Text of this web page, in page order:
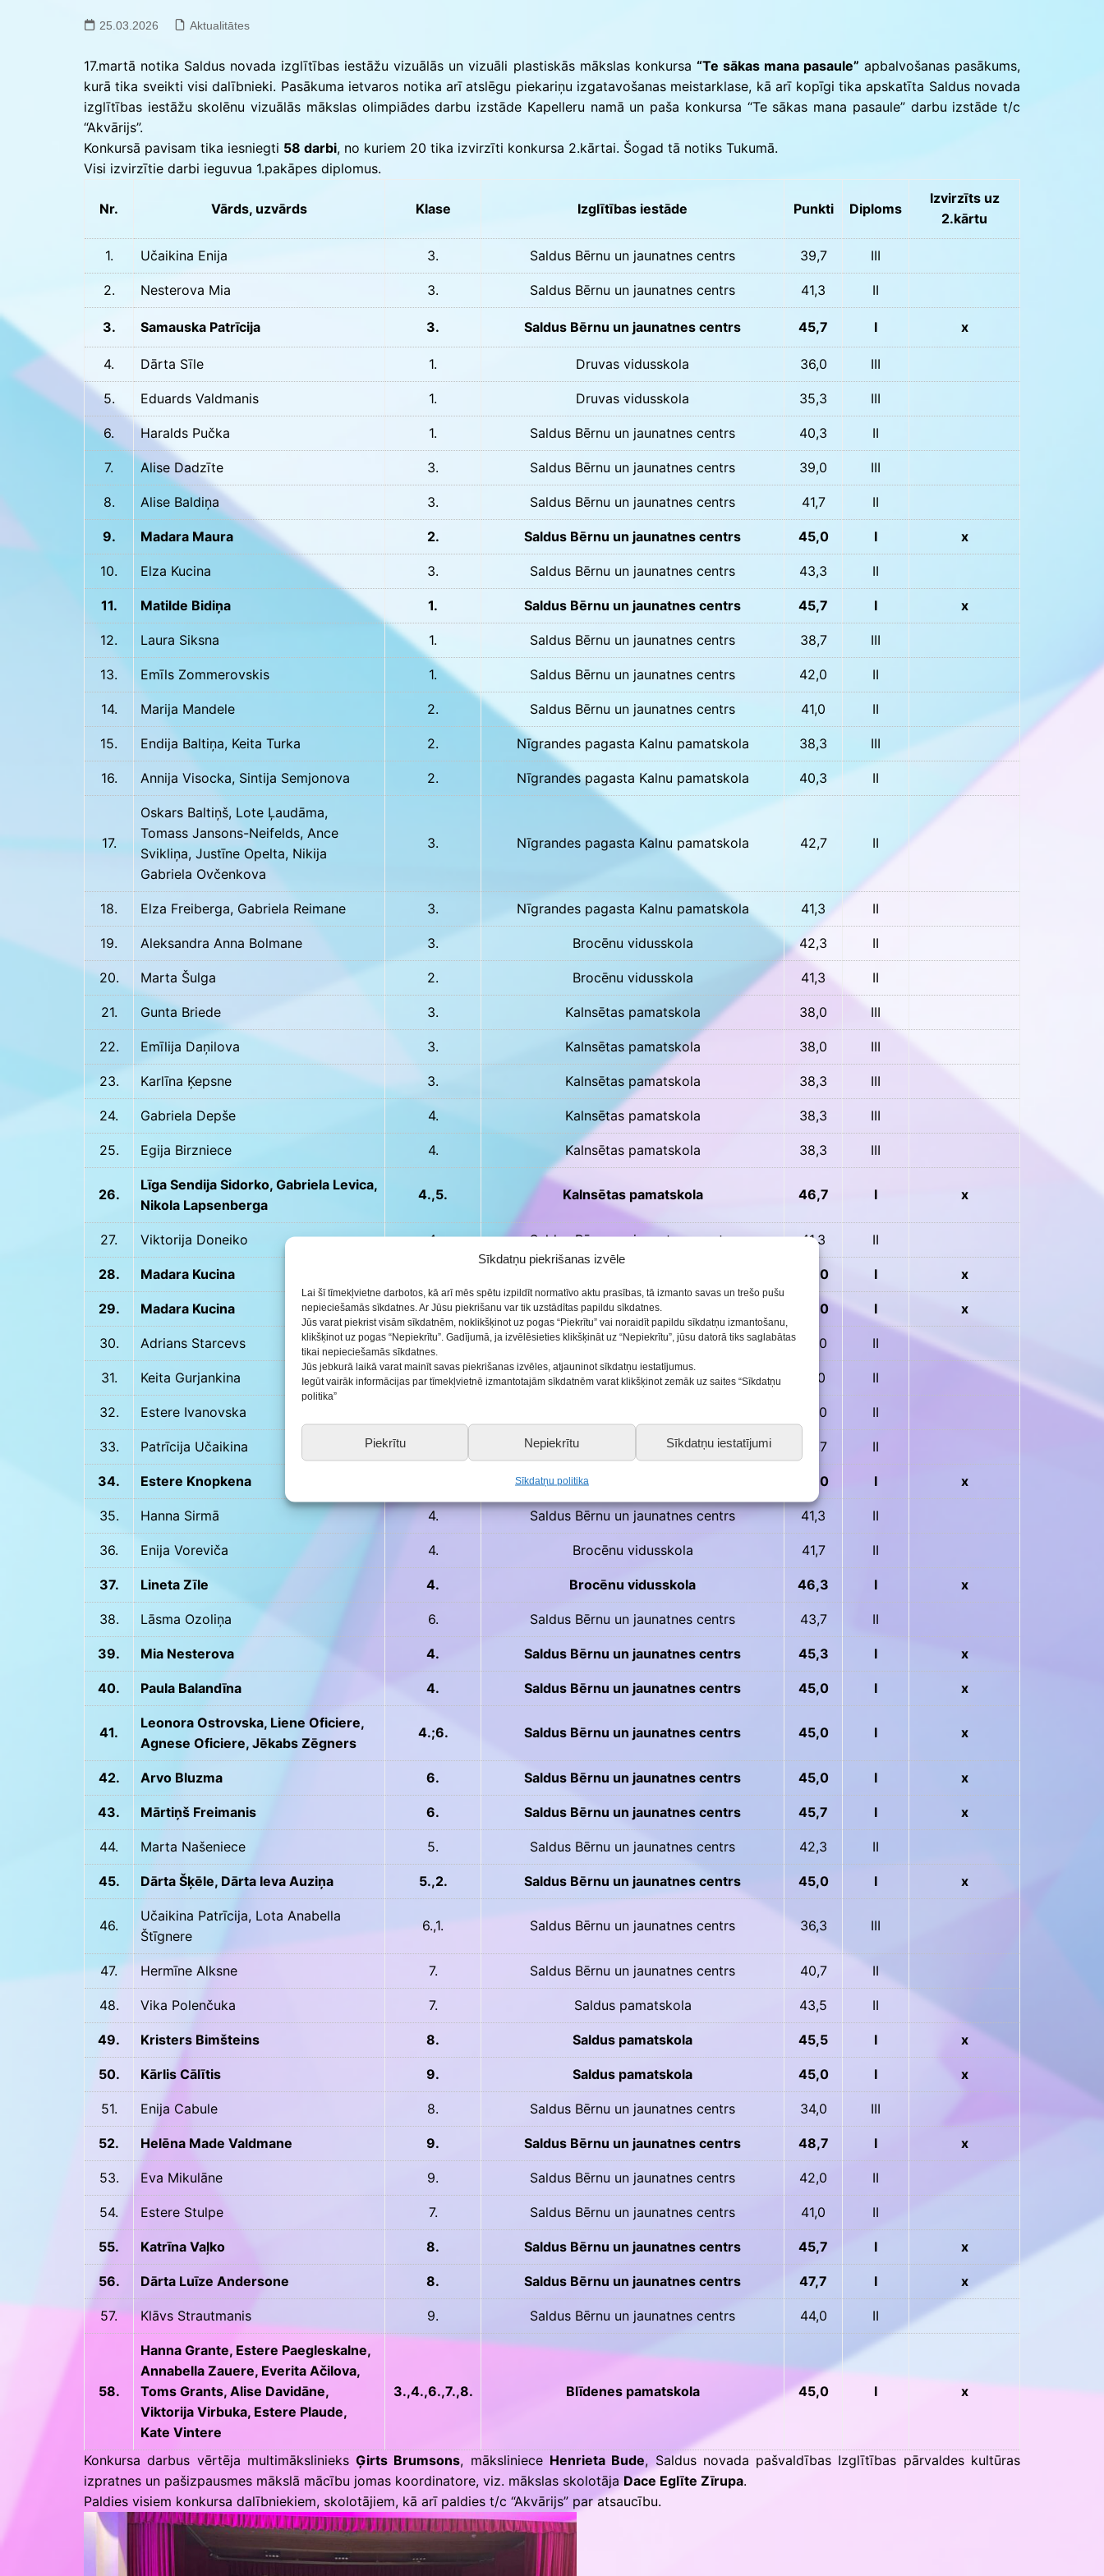
Sīkdatņu piekrišanas izvēle
Lai šī tīmekļvietne darbotos, kā arī mēs spētu izpildīt normatīvo aktu prasības, tā izmanto savas un trešo pušu
nepieciešamās sīkdatnes. Ar Jūsu piekrišanu var tik uzstādītas papildu sīkdatnes.
Jūs varat piekrist visām sīkdatnēm, noklikšķinot uz pogas “Piekrītu” vai noraidīt papildu sīkdatņu izmantošanu,
klikšķinot uz pogas “Nepiekrītu”. Gadījumā, ja izvēlēsieties klikšķināt uz “Nepiekrītu”, jūsu datorā tiks saglabātas
tikai nepieciešamās sīkdatnes.
Jūs jebkurā laikā varat mainīt savas piekrišanas izvēles, atjauninot sīkdatņu iestatījumus.
Iegūt vairāk informācijas par tīmekļvietnē izmantotajām sīkdatnēm varat klikšķinot zemāk uz saites “Sīkdatņu
politika”
Piekrītu Nepiekrītu Sīkdatņu iestatījumi
Sīkdatņu politika
25.03.2026 Aktualitātes
17.martā notika Saldus novada izglītības iestāžu vizuālās un vizuāli plastiskās mākslas konkursa “Te sākas mana pasaule” apbalvošanas pasākums,
kurā tika sveikti visi dalībnieki. Pasākuma ietvaros notika arī atslēgu piekariņu izgatavošanas meistarklase, kā arī kopīgi tika apskatīta Saldus novada
izglītības iestāžu skolēnu vizuālās mākslas olimpiādes darbu izstāde Kapelleru namā un paša konkursa “Te sākas mana pasaule” darbu izstāde t/c
“Akvārijs”.
Konkursā pavisam tika iesniegti 58 darbi, no kuriem 20 tika izvirzīti konkursa 2.kārtai. Šogad tā notiks Tukumā.
Visi izvirzītie darbi ieguvua 1.pakāpes diplomus.
Nr. Vārds, uzvārds Klase Izglītības iestāde Punkti Diploms
Izvirzīts uz
2.kārtu
1. Učaikina Enija 3. Saldus Bērnu un jaunatnes centrs 39,7 III
2. Nesterova Mia 3. Saldus Bērnu un jaunatnes centrs 41,3 II
3. Samauska Patrīcija 3. Saldus Bērnu un jaunatnes centrs 45,7 I x
4. Dārta Sīle 1. Druvas vidusskola 36,0 III
5. Eduards Valdmanis 1. Druvas vidusskola 35,3 III
6. Haralds Pučka 1. Saldus Bērnu un jaunatnes centrs 40,3 II
7. Alise Dadzīte 3. Saldus Bērnu un jaunatnes centrs 39,0 III
8. Alise Baldiņa 3. Saldus Bērnu un jaunatnes centrs 41,7 II
9. Madara Maura 2. Saldus Bērnu un jaunatnes centrs 45,0 I x
10. Elza Kucina 3. Saldus Bērnu un jaunatnes centrs 43,3 II
11. Matilde Bidiņa 1. Saldus Bērnu un jaunatnes centrs 45,7 I x
12. Laura Siksna 1. Saldus Bērnu un jaunatnes centrs 38,7 III
13. Emīls Zommerovskis 1. Saldus Bērnu un jaunatnes centrs 42,0 II
14. Marija Mandele 2. Saldus Bērnu un jaunatnes centrs 41,0 II
15. Endija Baltiņa, Keita Turka 2. Nīgrandes pagasta Kalnu pamatskola 38,3 III
16. Annija Visocka, Sintija Semjonova 2. Nīgrandes pagasta Kalnu pamatskola 40,3 II
17.
Oskars Baltiņš, Lote Ļaudāma,
Tomass Jansons-Neifelds, Ance
Svikliņa, Justīne Opelta, Nikija
Gabriela Ovčenkova
3. Nīgrandes pagasta Kalnu pamatskola 42,7 II
18. Elza Freiberga, Gabriela Reimane 3. Nīgrandes pagasta Kalnu pamatskola 41,3 II
19. Aleksandra Anna Bolmane 3. Brocēnu vidusskola 42,3 II
20. Marta Šulga 2. Brocēnu vidusskola 41,3 II
21. Gunta Briede 3. Kalnsētas pamatskola 38,0 III
22. Emīlija Daņilova 3. Kalnsētas pamatskola 38,0 III
23. Karlīna Ķepsne 3. Kalnsētas pamatskola 38,3 III
24. Gabriela Depše 4. Kalnsētas pamatskola 38,3 III
25. Egija Birzniece 4. Kalnsētas pamatskola 38,3 III
26.
Līga Sendija Sidorko, Gabriela Levica,
Nikola Lapsenberga
4.,5. Kalnsētas pamatskola 46,7 I x
27. Viktorija Doneiko 4. Saldus Bērnu un jaunatnes centrs 41,3 II
28. Madara Kucina 48,0 I x
29. Madara Kucina 5. Saldus Bērnu un jaunatnes centrs 48,0 I x
30. Adrians Starcevs 6. Saldus Bērnu un jaunatnes centrs 40,0 II
31. Keita Gurjankina 6. Saldus Bērnu un jaunatnes centrs 41,0 II
32. Estere Ivanovska 43,0 II
33. Patrīcija Učaikina Saldus Bērnu un jaunatnes centrs 40,7 II
34. Estere Knopkena Saldus Bērnu un jaunatnes centrs 45,0 I x
35. Hanna Sirmā 4. Saldus Bērnu un jaunatnes centrs 41,3 II
36. Enija Voreviča 4. Brocēnu vidusskola 41,7 II
37. Lineta Zīle 4. Brocēnu vidusskola 46,3 I x
38. Lāsma Ozoliņa 6. Saldus Bērnu un jaunatnes centrs 43,7 II
39. Mia Nesterova 4. Saldus Bērnu un jaunatnes centrs 45,3 I x
40. Paula Balandīna 4. Saldus Bērnu un jaunatnes centrs 45,0 I x
41.
Leonora Ostrovska, Liene Oficiere,
Agnese Oficiere, Jēkabs Zēgners
4.;6. Saldus Bērnu un jaunatnes centrs 45,0 I x
42. Arvo Bluzma 6. Saldus Bērnu un jaunatnes centrs 45,0 I x
43. Mārtiņš Freimanis 6. Saldus Bērnu un jaunatnes centrs 45,7 I x
44. Marta Našeniece 5. Saldus Bērnu un jaunatnes centrs 42,3 II
45. Dārta Šķēle, Dārta Ieva Auziņa 5.,2. Saldus Bērnu un jaunatnes centrs 45,0 I x
46.
Učaikina Patrīcija, Lota Anabella
Štīgnere
6.,1. Saldus Bērnu un jaunatnes centrs 36,3 III
47. Hermīne Alksne 7. Saldus Bērnu un jaunatnes centrs 40,7 II
48. Vika Polenčuka 7. Saldus pamatskola 43,5 II
49. Kristers Bimšteins 8. Saldus pamatskola 45,5 I x
50. Kārlis Cālītis 9. Saldus pamatskola 45,0 I x
51. Enija Cabule 8. Saldus Bērnu un jaunatnes centrs 34,0 III
52. Helēna Made Valdmane 9. Saldus Bērnu un jaunatnes centrs 48,7 I x
53. Eva Mikulāne 9. Saldus Bērnu un jaunatnes centrs 42,0 II
54. Estere Stulpe 7. Saldus Bērnu un jaunatnes centrs 41,0 II
55. Katrīna Vaļko 8. Saldus Bērnu un jaunatnes centrs 45,7 I x
56. Dārta Luīze Andersone 8. Saldus Bērnu un jaunatnes centrs 47,7 I x
57. Klāvs Strautmanis 9. Saldus Bērnu un jaunatnes centrs 44,0 II
58.
Hanna Grante, Estere Paegleskalne,
Annabella Zauere, Everita Ačilova,
Toms Grants, Alise Davidāne,
Viktorija Virbuka, Estere Plaude,
Kate Vintere
3.,4.,6.,7.,8. Blīdenes pamatskola 45,0 I x
Konkursa darbus vērtēja multimākslinieksĢirts Brumsons, māksliniece Henrieta Bude, Saldus novada pašvaldības Izglītības pārvaldes kultūras
izpratnes un pašizpausmes mākslā mācību jomas koordinatore, viz. mākslas skolotājaDace Eglīte Zīrupa.
Paldies visiem konkursa dalībniekiem, skolotājiem, kā arī paldies t/c “Akvārijs” par atsaucību.